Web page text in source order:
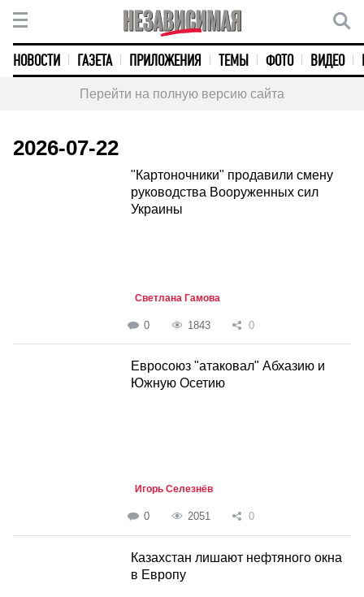
НОВОСТИ ГАЗЕТА ПРИЛОЖЕНИЯ ТЕМЫ ФОТО ВИДЕО
Перейти на полную версию сайта
2026-07-22
"Картоночники" продавили смену
руководства Вооруженных сил
Украины
Светлана Гамова
0 1843 0
Евросоюз "атаковал" Абхазию и
Южную Осетию
Игорь Селезнёв
0 2051 0
Казахстан лишают нефтяного окна
в Европу